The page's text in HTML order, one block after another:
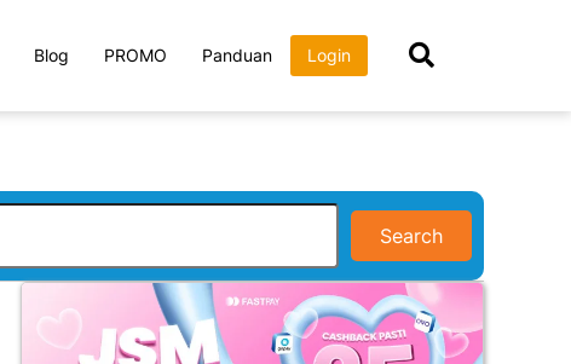
Blog PROMO Panduan Login
Search